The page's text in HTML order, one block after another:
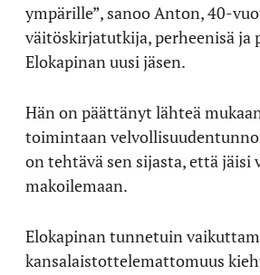
ympärille”, sanoo Anton, 40-
väitöskirjatutkija, perheenisä ja
Elokapinan uusi jäsen.
Hän on päättänyt lähteä
toimintaan
on tehtävä sen sijasta, että jäisi
makoilemaan.
Elokapinan tunnetuin
kansalaistottelemattomuus